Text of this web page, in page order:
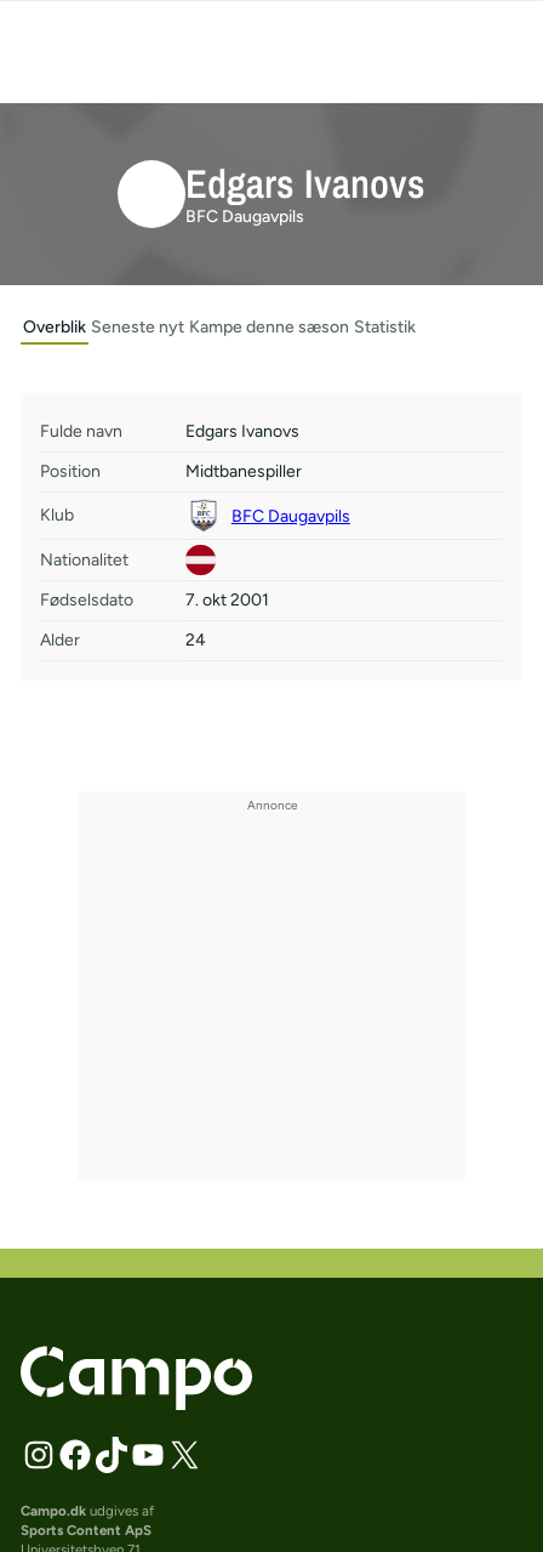
Edgars Ivanovs
BFC Daugavpils
Overblik Seneste nyt Kampe denne sæson Statistik
Fulde navn
Edgars Ivanovs
Position
Midtbanespiller
Klub BFC Daugavpils
Nationalitet
Fødselsdato
7. okt 2001
Alder
24
Campo.dkudgives af
Sports Content ApS